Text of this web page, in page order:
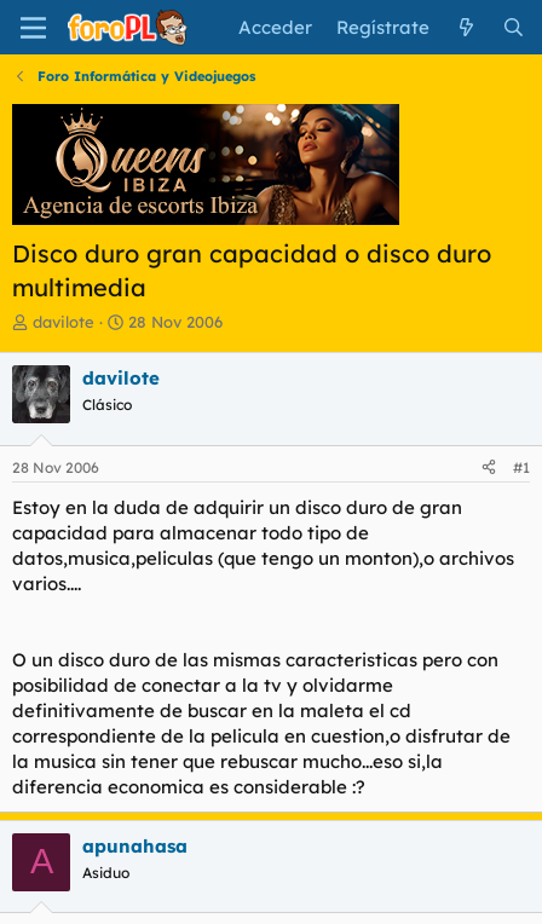
Acceder Regístrate
Foro Informática y Videojuegos
Disco duro gran capacidad o disco duro
multimedia
I
i
c
i
a
d
o
d
e
l
t
davilote
F
h
a
e
i
c
i
28 Nov 2006
davilote
Clásico
28 Nov 2006 #1
Estoy en la duda de adquirir un disco duro de gran
capacidad para almacenar todo tipo de
datos,musica,peliculas (que tengo un monton),o archivos
varios....
O un disco duro de las mismas caracteristicas pero con
posibilidad de conectar a la tv y olvidarme
definitivamente de buscar en la maleta el cd
correspondiente de la pelicula en cuestion,o disfrutar de
la musica sin tener que rebuscar mucho...eso si,la
diferencia economica es considerable :?
A apunahasa
Asiduo